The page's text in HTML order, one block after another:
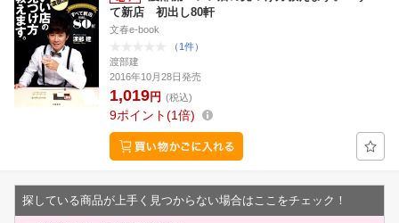
て新店 初出し80軒
文春e-book
（1件）
渡部建
2016年10月28日発売
1,019円 (税込)
9ポイント 1倍
探している商品が上手く見つからない場合はここをチェック！